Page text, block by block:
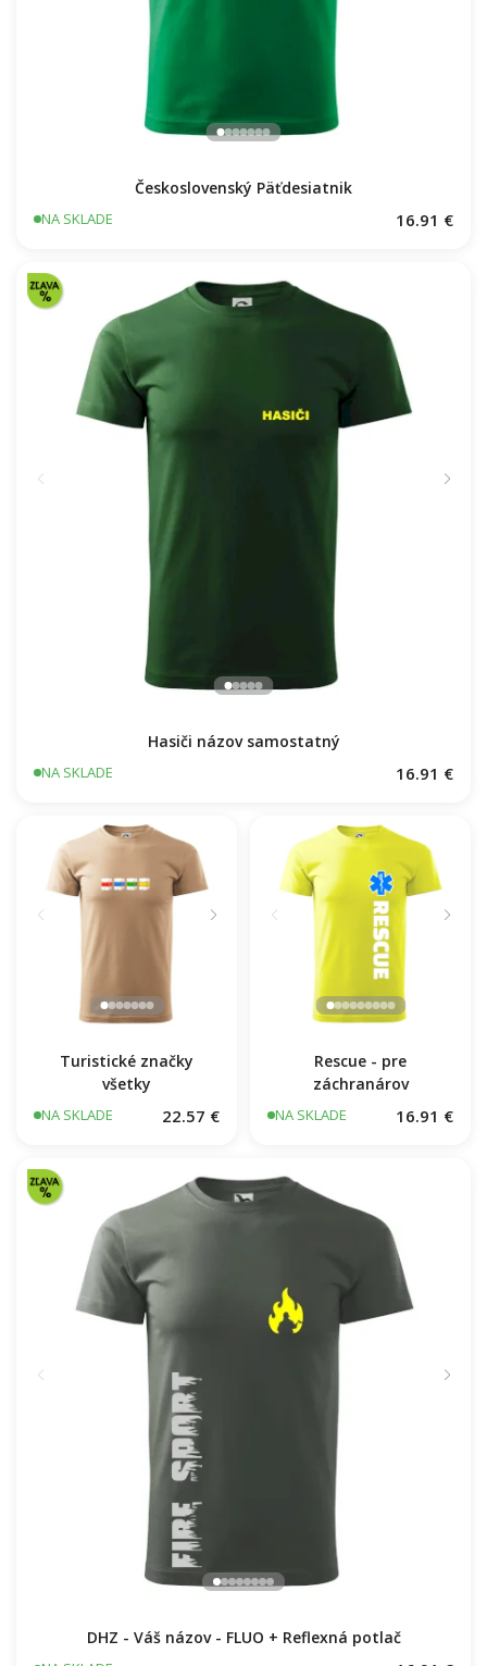
Československý Päťdesiatnik
NA SKLADE 16.91 €
Hasiči názov samostatný
NA SKLADE 16.91 €
Turistické značky
všetky
NA SKLADE 22.57 €
Rescue - pre
záchranárov
NA SKLADE 16.91 €
DHZ - Váš názov - FLUO + Reflexná potlač